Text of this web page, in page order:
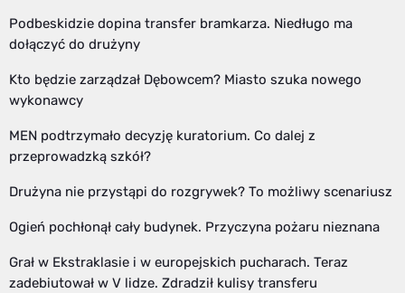
Podbeskidzie dopina transfer bramkarza. Niedługo ma
dołączyć do drużyny
Kto będzie zarządzał Dębowcem? Miasto szuka nowego
wykonawcy
MEN podtrzymało decyzję kuratorium. Co dalej z
przeprowadzką szkół?
Drużyna nie przystąpi do rozgrywek? To możliwy scenariusz
Ogień pochłonął cały budynek. Przyczyna pożaru nieznana
Grał w Ekstraklasie i w europejskich pucharach. Teraz
zadebiutował w V lidze. Zdradził kulisy transferu